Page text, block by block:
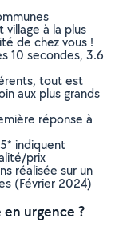
à la plus
de chez vous !
10 secondes, 3.6
tout est
aux plus grands
réponse à
indiquent
prix
réalisée sur un
(Février 2024)
urgence ?